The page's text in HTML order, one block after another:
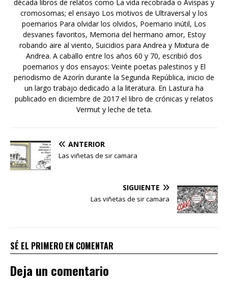
década libros de relatos como La vida recobrada o Avispas y
cromosomas; el ensayo Los motivos de Ultraversal y los
poemarios Para olvidar los olvidos, Poemario inútil, Los
desvanes favoritos, Memoria del hermano amor, Estoy
robando aire al viento, Suicidios para Andrea y Mixtura de
Andrea. A caballo entre los años 60 y 70, escribió dos
poemarios y dos ensayos: Veinte poetas palestinos y El
periodismo de Azorín durante la Segunda República, inicio de
un largo trabajo dedicado a la literatura. En Lastura ha
publicado en diciembre de 2017 el libro de crónicas y relatos
Vermut y leche de teta.
ANTERIOR
Las viñetas de sir camara
SIGUIENTE
Las viñetas de sir camara
SÉ EL PRIMERO EN COMENTAR
Deja un comentario